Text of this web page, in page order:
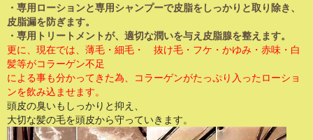
・専用ローションと専用シャンプーで皮脂をしっかりと取り除き、
皮脂漏を防ぎます。
・専用トリートメントが、適切な潤いを与え皮脂腺を整えます。
更に、現在では、薄毛・細毛・ 抜け毛・フケ・かゆみ・赤味・白
髪等がコラーゲン不足
による事も分かってきた為、コラーゲンがたっぷり入ったローショ
ンを飲み込ませます。
頭皮の臭いもしっかりと抑え、
大切な髪の毛を頭皮から守っていきます。